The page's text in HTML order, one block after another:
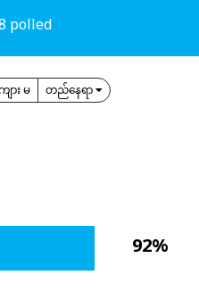
polled
ျား မ တည်နေရာ
92%